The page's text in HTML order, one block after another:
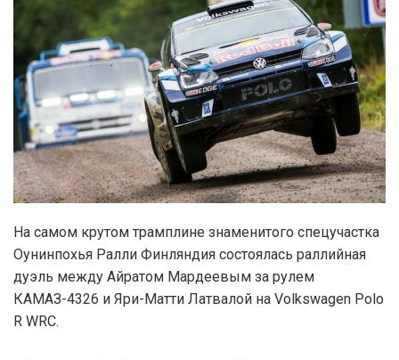
На самом крутом трамплине знаменитого спецучастка
Оунинпохья Ралли Финляндия состоялась раллийная
дуэль между Айратом Мардеевым за рулем
КАМАЗ-4326 и Яри-Матти Латвалой на Volkswagen Polo
R WRC.